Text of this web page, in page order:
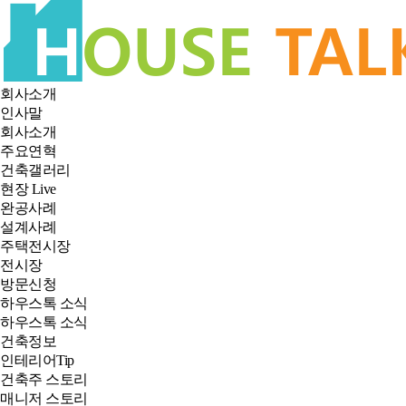
회사소개
인사말
회사소개
주요연혁
건축갤러리
현장 Live
완공사례
설계사례
주택전시장
전시장
방문신청
하우스톡 소식
하우스톡 소식
건축정보
인테리어Tip
건축주 스토리
매니저 스토리